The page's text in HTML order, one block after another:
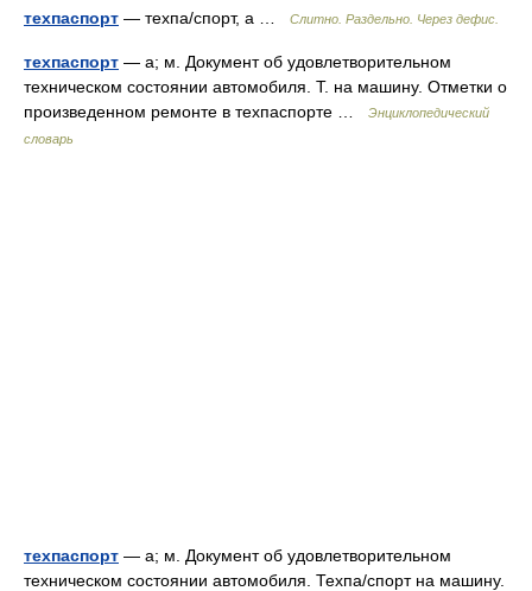
техпаспорт — техпа/спорт, а … Слитно. Раздельно. Через дефис.
техпаспорт — а; м. Документ об удовлетворительном
техническом состоянии автомобиля. Т. на машину. Отметки о
произведенном ремонте в техпаспорте …
Энциклопедический
словарь
техпаспорт — а; м. Документ об удовлетворительном
техническом состоянии автомобиля. Техпа/спорт на машину.